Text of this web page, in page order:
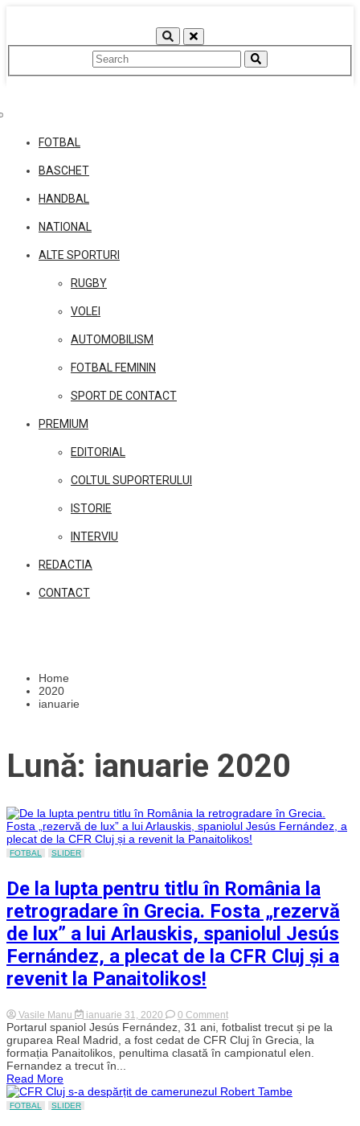
FOTBAL
BASCHET
HANDBAL
NATIONAL
ALTE SPORTURI
RUGBY
VOLEI
AUTOMOBILISM
FOTBAL FEMININ
SPORT DE CONTACT
PREMIUM
EDITORIAL
COLTUL SUPORTERULUI
ISTORIE
INTERVIU
REDACTIA
CONTACT
Home
2020
ianuarie
Lună: ianuarie 2020
FOTBAL SLIDER
De la lupta pentru titlu în România la
retrogradare în Grecia. Fosta „rezervă
de lux” a lui Arlauskis, spaniolul Jesús
Fernández, a plecat de la CFR Cluj și a
revenit la Panaitolikos!
Vasile Manu ianuarie 31, 2020 0 Commenton
De
la
lupta
pentru
România
Portarul spaniol Jesús Fernández, 31 ani, fotbalist trecut și pe la
gruparea Real Madrid, a fost cedat de CFR Cluj în Grecia, la
formația Panaitolikos, penultima clasată în campionatul elen.
Fernandez a trecut în...
Read More
FOTBAL SLIDER